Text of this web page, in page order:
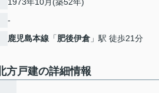
-
鹿児島本線 「肥後伊倉 」駅 徒歩21分
方戸建の詳細情報